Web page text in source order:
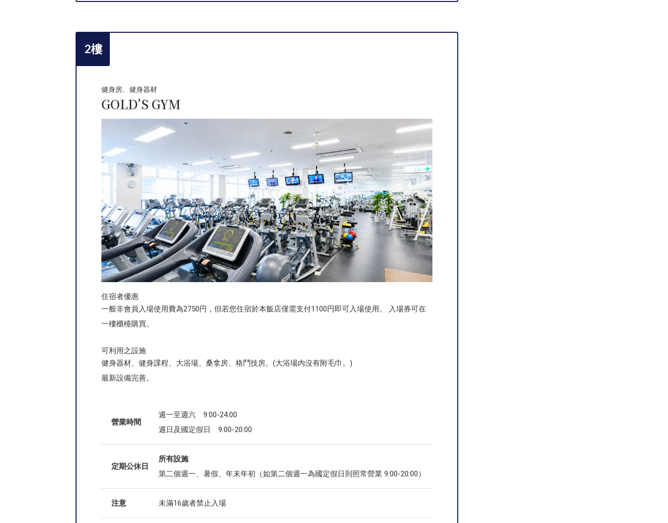
2樓
健身房、健身器材
GOLD’S GYM
住宿者優惠
一般非會員入場使用費為2750円，但若您住宿於本飯店僅需支付1100円即可入場使用。 入場券可在
一樓櫃檯購買。
可利用之設施
健身器材、健身課程、大浴場、桑拿房、格鬥技房。(大浴場內沒有附毛巾。)
最新設備完善。
營業時間
週一至週六 9:00-24:00
週日及國定假日 9:00-20:00
定期公休日
所有設施
第二個週一、暑假、年末年初（如第二個週一為國定假日則照常營業 9:00-20:00）
注意 未滿16歲者禁止入場